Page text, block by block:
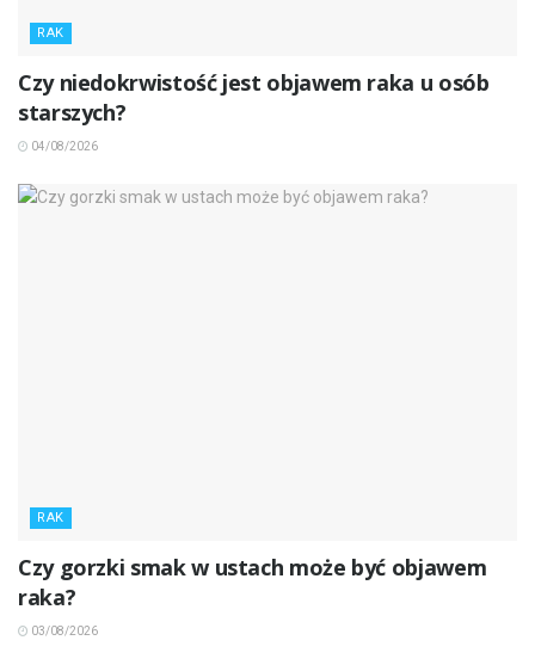
RAK
Czy niedokrwistość jest objawem raka u osób
starszych?
04/08/2026
RAK
Czy gorzki smak w ustach może być objawem
raka?
03/08/2026